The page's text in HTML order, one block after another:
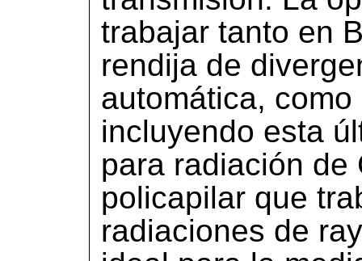
trabajar tanto en
rendija de
automática,
incluyendo esta
para radiación de
policapilar que
radiaciones de